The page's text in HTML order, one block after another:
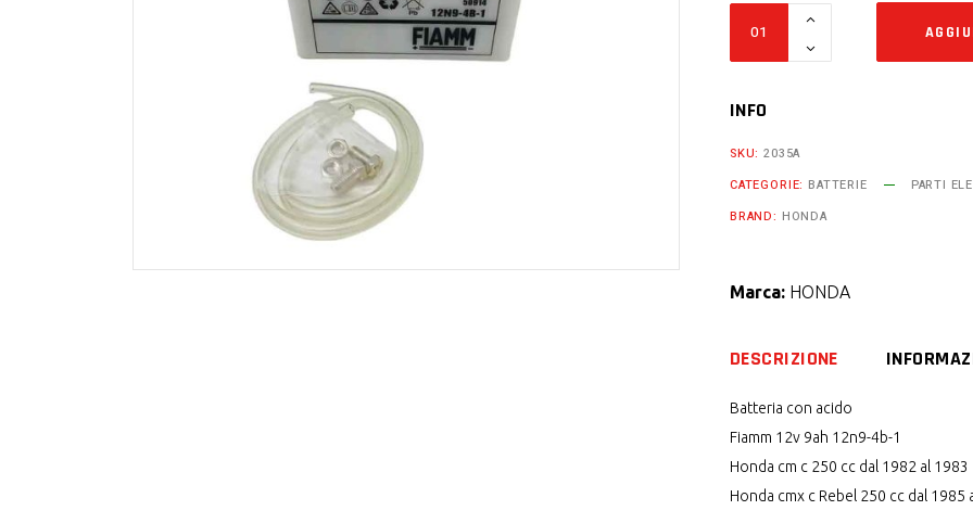
9ah
4b-
1
Honda
cmx
quantity
INFO
SKU:2035A
CATEGORIE: BATTERIE
PARTI
BRAND: HONDA
Marca: HONDA
DESCRIZIONE
Batteria con acido
Fiamm 12v 9ah 12n9-4b-1
Honda cm c 250 cc dal 1982 al 1983
Honda cmx c Rebel 250 cc dal 1985